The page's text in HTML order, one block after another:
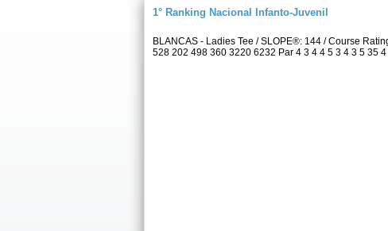
1° Ranking Nacional Infanto-Juvenil
BLANCAS - Ladies Tee / SLOPE®: 144 / Course
528 202 498 360 3220 6232 Par 4 3 4 4 5 3 4 3 5 35